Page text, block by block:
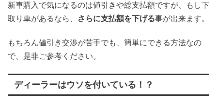
新車購入で気になるのは値引きや総支払額ですが、もし下
取り車があるなら、
さらに支払額を下げる事が出来ます。
もちろん値引き交渉が苦手でも、簡単にできる方法なの
で、是非ご参考ください。
ディーラーはウソを付いている！？